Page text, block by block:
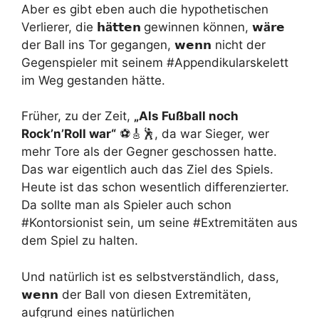
Aber es gibt eben auch die hypothetischen
Verlierer, die 𝗵ä𝘁𝘁𝗲𝗻 gewinnen können, 𝘄ä𝗿𝗲
der Ball ins Tor gegangen, 𝘄𝗲𝗻𝗻 nicht der
Gegenspieler mit seinem #Appendikularskelett
im Weg gestanden hätte.
Früher, zu der Zeit, „Als Fußball noch
Rock’n’Roll war“ ⚽🎸🕺, da war Sieger, wer
mehr Tore als der Gegner geschossen hatte.
Das war eigentlich auch das Ziel des Spiels.
Heute ist das schon wesentlich differenzierter.
Da sollte man als Spieler auch schon
#Kontorsionist sein, um seine #Extremitäten aus
dem Spiel zu halten.
Und natürlich ist es selbstverständlich, dass,
𝘄𝗲𝗻𝗻 der Ball von diesen Extremitäten,
aufgrund eines natürlichen